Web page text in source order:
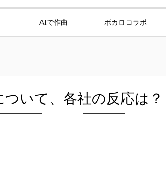
AIで作曲 ボカロコラボ
いて、各社の反応は？